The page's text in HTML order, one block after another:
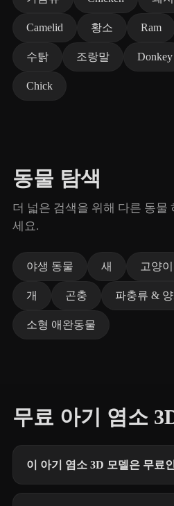
Camelid 황소 Ram
수탉 조랑말 Donkey
Chick
동물 탐색
더 넓은 검색을 위해 다른 동물
세요.
야생 동물 새 고양이
개 곤충 파충류 &
소형 애완동물
무료 아기 염소
이 아기 염소 3D 모델은 무료